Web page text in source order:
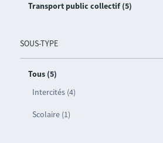
Transport public collectif (5)
SOUS-TYPE
Tous (5)
Intercités (4)
Scolaire (1)